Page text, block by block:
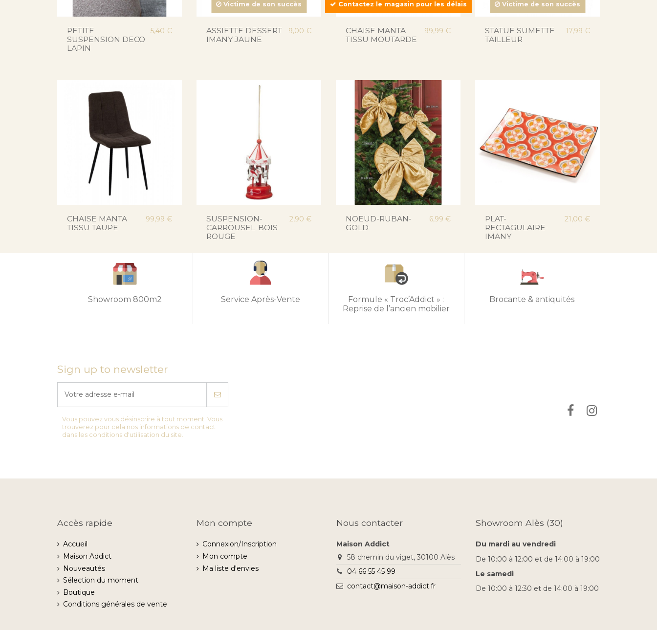
PETITE
SUSPENSION DECO
LAPIN
5,40 €
Victime de son succès
ASSIETTE DESSERT
IMANY JAUNE
9,00 €
Contactez le magasin pour les délais
CHAISE MANTA
TISSU MOUTARDE
99,99 €
Victime de son succès
STATUE SUMETTE
TAILLEUR
17,99 €
CHAISE MANTA
TISSU TAUPE
99,99 €
SUSPENSION-
CARROUSEL-BOIS-
ROUGE
2,90 €
NOEUD-RUBAN-
GOLD
6,99 €
PLAT-
RECTAGULAIRE-
IMANY
21,00 €
Showroom 800m2 Service Après-Vente
Formule « Troc’Addict » :
Reprise de l’ancien mobilier
Brocante & antiquités
Sign up to newsletter
Vous pouvez vous désinscrire à tout moment. Vous
trouverez pour cela nos informations de contact
dans les conditions d'utilisation du site.
Accès rapide
Accueil
Maison Addict
Nouveautés
Sélection du moment
Boutique
Conditions générales de vente
Mon compte
Connexion/Inscription
Mon compte
Ma liste d'envies
Nous contacter
Maison Addict
58 chemin du viget, 30100 Alès
04 66 55 45 99
contact@maison-addict.fr
Showroom Alès (30)
Du mardi au vendredi
De 10:00 à 12:00 et de 14:00 à 19:00
Le samedi
De 10:00 à 12:30 et de 14:00 à 19:00